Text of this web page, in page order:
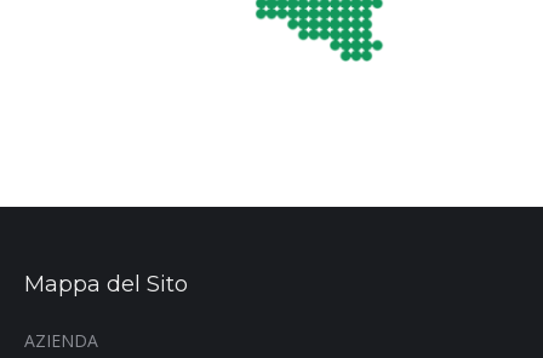
Mappa del Sito
AZIENDA